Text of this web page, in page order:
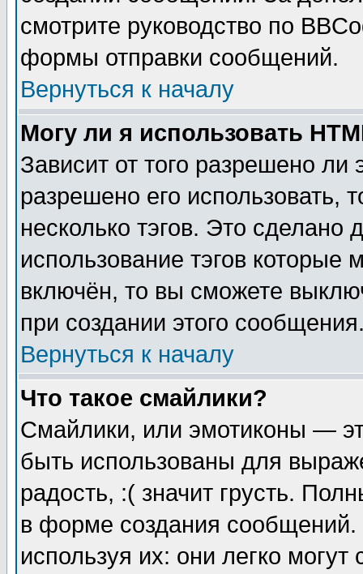
смотрите руководство по
формы отправки сообщений.
Вернуться к началу
Могу ли я использовать
Зависит от того разрешено
разрешено его использовать,
несколько тэгов. Это сделано
использование тэгов
включён, то вы сможете
при создании этого
Вернуться к началу
Что такое смайлики?
Смайлики, или эмотиконы —
быть использованы для
радость, :( значит грусть.
в форме создания сообщений.
используя их: они легко